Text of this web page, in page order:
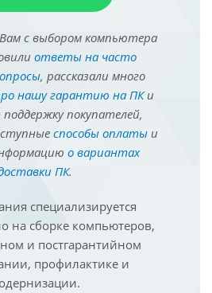
с выбором компьютера
ответы на часто
, рассказали много
нашу гарантию на ПКи
покупателей,
способы оплатыи
о вариантах
ПК.
специализируется
на сборке компьютеров,
и постгарантийном
профилактике и